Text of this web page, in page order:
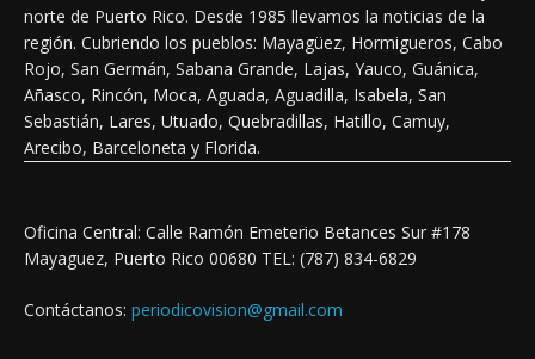
norte de Puerto Rico. Desde 1985 llevamos la noticias de la
región. Cubriendo los pueblos: Mayagüez, Hormigueros, Cabo
Rojo, San Germán, Sabana Grande, Lajas, Yauco, Guánica,
Añasco, Rincón, Moca, Aguada, Aguadilla, Isabela, San
Sebastián, Lares, Utuado, Quebradillas, Hatillo, Camuy,
Arecibo, Barceloneta y Florida.
Oficina Central: Calle Ramón Emeterio Betances Sur #178
Mayaguez, Puerto Rico 00680 TEL: (787) 834-6829
Contáctanos: periodicovision@gmail.com